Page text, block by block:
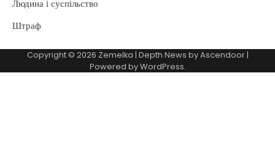
Людина і суспільство
Штраф
Copyright © 2026 Zemelka | Depth News byAscendoor|
Powered byWordPress.